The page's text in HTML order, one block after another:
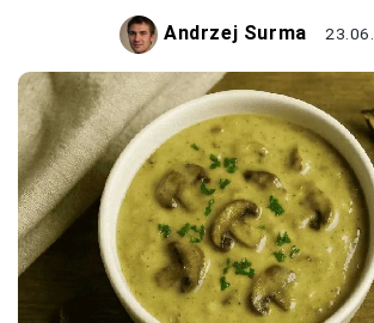
Andrzej Surma